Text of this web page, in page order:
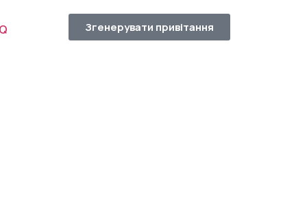
Згенерувати привітання